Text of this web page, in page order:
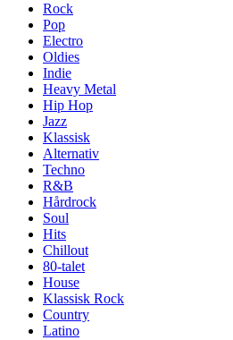
Rock
Pop
Electro
Oldies
Indie
Heavy Metal
Hip Hop
Jazz
Klassisk
Alternativ
Techno
R&B
Hårdrock
Soul
Hits
Chillout
80-talet
House
Klassisk Rock
Country
Latino